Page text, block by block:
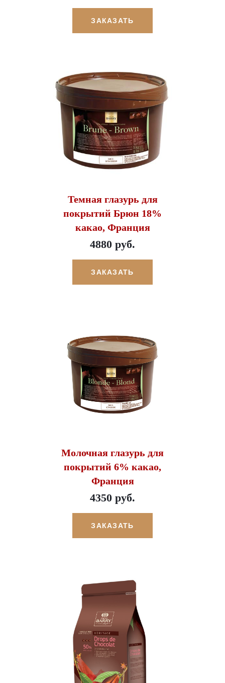
ЗАКАЗАТЬ
Темная глазурь для
покрытий Брюн 18%
какао, Франция
4880 руб.
ЗАКАЗАТЬ
Молочная глазурь для
покрытий 6% какао,
Франция
4350 руб.
ЗАКАЗАТЬ